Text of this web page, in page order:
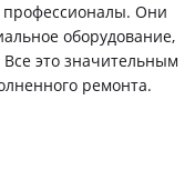
профессионалы. Они
оборудование,
это значительным
ремонта.